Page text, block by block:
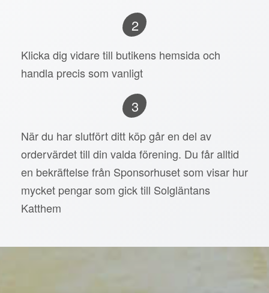
2
Klicka dig vidare till butikens hemsida och
handla precis som vanligt
3
När du har slutfört ditt köp går en del av
ordervärdet till din valda förening. Du får alltid
en bekräftelse från Sponsorhuset som visar hur
mycket pengar som gick till Solgläntans
Katthem